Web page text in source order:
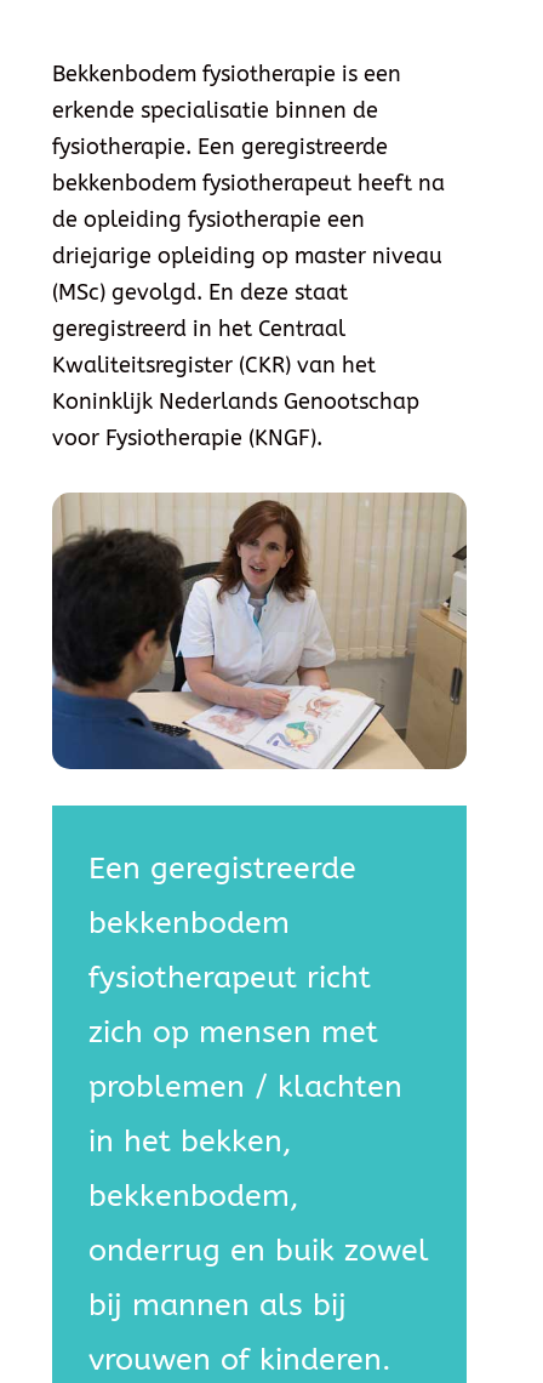
Bekkenbodem fysiotherapie is een
erkende specialisatie binnen de
fysiotherapie. Een geregistreerde
bekkenbodem fysiotherapeut heeft na
de opleiding fysiotherapie een
driejarige opleiding op master niveau
(MSc) gevolgd. En deze staat
geregistreerd in het Centraal
Kwaliteitsregister (CKR) van het
Koninklijk Nederlands Genootschap
voor Fysiotherapie (KNGF).
Een geregistreerde
bekkenbodem
fysiotherapeut richt
zich op mensen met
problemen / klachten
in het bekken,
bekkenbodem,
onderrug en buik zowel
bij mannen als bij
vrouwen of kinderen.